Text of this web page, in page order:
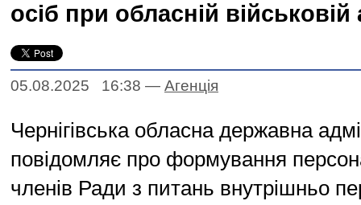
осіб при обласній військовій
05.08.2025 16:38 — Агенцiя
Чернігівська обласна державна
повідомляє про формування
членів Ради з питань внутрішньо